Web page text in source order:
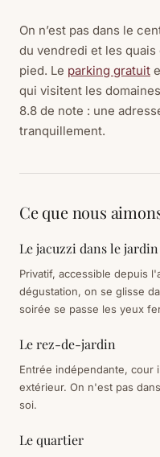
On n’est pas dans le
du vendredi et les quais
pied. Le parking gratuit
qui visitent les
8.8 de note : une
tranquillement.
Ce que nous
Le jacuzzi dans le jardin
Privatif, accessible depuis
dégustation, on se glisse
soirée se passe les yeux
Le rez-de-jardin
Entrée indépendante, cour
extérieur. On n'est pas
soi.
Le quartier